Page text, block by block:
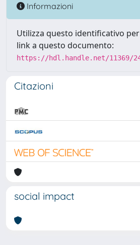
Informazioni
Utilizza questo identificativo
link a questo documento:
https://hdl.handle.net/11369/
Citazioni
social impact